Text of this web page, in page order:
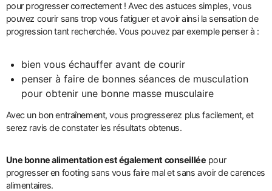
pour progresser correctement ! Avec des astuces simples, vous
pouvez courir sans trop vous fatiguer et avoir ainsi la sensation de
progression tant recherchée. Vous pouvez par exemple penser à :
bien vous échauffer avant de courir
penser à faire de bonnes séances de musculation
pour obtenir une bonne masse musculaire
Avec un bon entraînement, vous progresserez plus facilement, et
serez ravis de constater les résultats obtenus.
Une bonne alimentation est également conseillée pour
progresser en footing sans vous faire mal et sans avoir de carences
alimentaires.